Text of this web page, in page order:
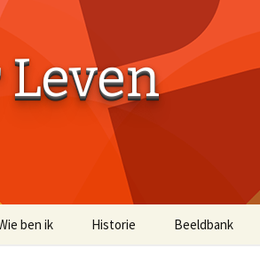
ben ik Historie Beeldbank